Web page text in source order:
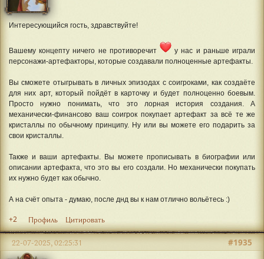
Интересующийся гость, здравствуйте!
Вашему концепту ничего не противоречит
у нас и раньше играли
персонажи-артефакторы, которые создавали полноценные артефакты.
Вы сможете отыгрывать в личных эпизодах с соигроками, как создаёте
для них арт, который пойдёт в карточку и будет полноценно боевым.
Просто нужно понимать, что это лорная история создания. А
механически-финансово ваш соигрок покупает артефакт за всё те же
кристаллы по обычному принципу. Ну или вы можете его подарить за
свои кристаллы.
Также и ваши артефакты. Вы можете прописывать в биографии или
описании артефакта, что это вы его создали. Но механически покупать
их нужно будет как обычно.
А на счёт опыта - думаю, после днд вы к нам отлично вольётесь :)
+2 Профиль Цитировать
#1935
22-07-2025, 02:25:31